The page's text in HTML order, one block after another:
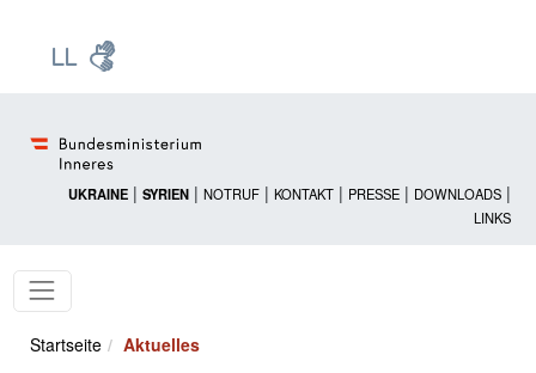
UKRAINE | SYRIEN | NOTRUF | KONTAKT | PRESSE | DOWNLOADS |
LINKS
Startseite Aktuelles